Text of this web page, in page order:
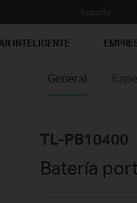
INTELIGENTE
General
TL-PB10400
Batería